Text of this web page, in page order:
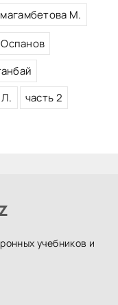
М.
часть 2
учебников и